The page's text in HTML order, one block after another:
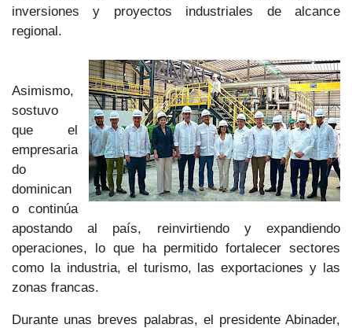
inversiones y proyectos industriales de alcance
regional.
Asimismo,
sostuvo
que
el
empresaria
do
dominican
o continúa
apostando al país, reinvirtiendo y expandiendo
operaciones, lo que ha permitido fortalecer sectores
como la industria, el turismo, las exportaciones y las
zonas francas.
Durante unas breves palabras, el presidente Abinader,